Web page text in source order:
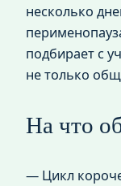
несколько
подбирает с
не только
На что
— Цикл